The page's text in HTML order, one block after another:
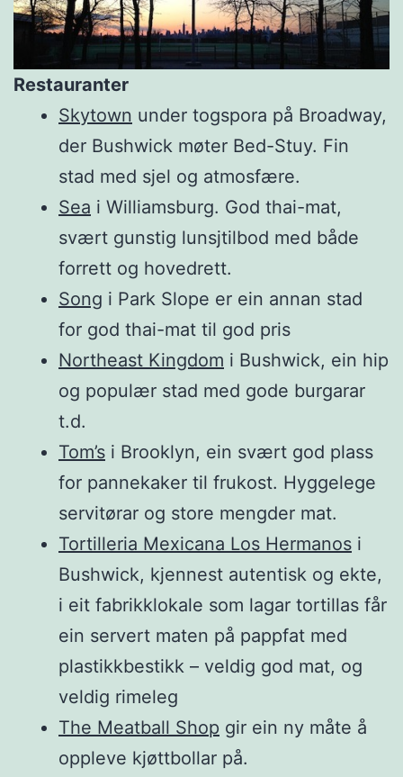
Restauranter
Skytown under togspora på Broadway,
der Bushwick møter Bed-Stuy. Fin
stad med sjel og atmosfære.
Sea i Williamsburg. God thai-mat,
svært gunstig lunsjtilbod med både
forrett og hovedrett.
Song i Park Slope er ein annan stad
for god thai-mat til god pris
Northeast Kingdom i Bushwick, ein hip
og populær stad med gode burgarar
t.d.
Tom’s i Brooklyn, ein svært god plass
for pannekaker til frukost. Hyggelege
servitørar og store mengder mat.
Tortilleria Mexicana Los Hermanos i
Bushwick, kjennest autentisk og ekte,
i eit fabrikklokale som lagar tortillas får
ein servert maten på pappfat med
plastikkbestikk – veldig god mat, og
veldig rimeleg
The Meatball Shop gir ein ny måte å
oppleve kjøttbollar på.